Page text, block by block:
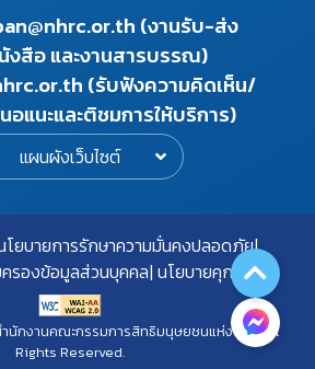
(งานรับ-ส่ง
งสือ และงานสารบรรณ)
(รับฟังความคิดเห็น/
อแนะและติชมการให้บริการ)
แผนผังเว็บไซต์
โยบายการรักษาความมั่นคงปลอดภัย
รองข้อมูลส่วนบุคคล นโยบายคุกกี้
นักงานคณะกรรมการสิทธิมนุษยชนแห่งชาติ. All
Rights Reserved.